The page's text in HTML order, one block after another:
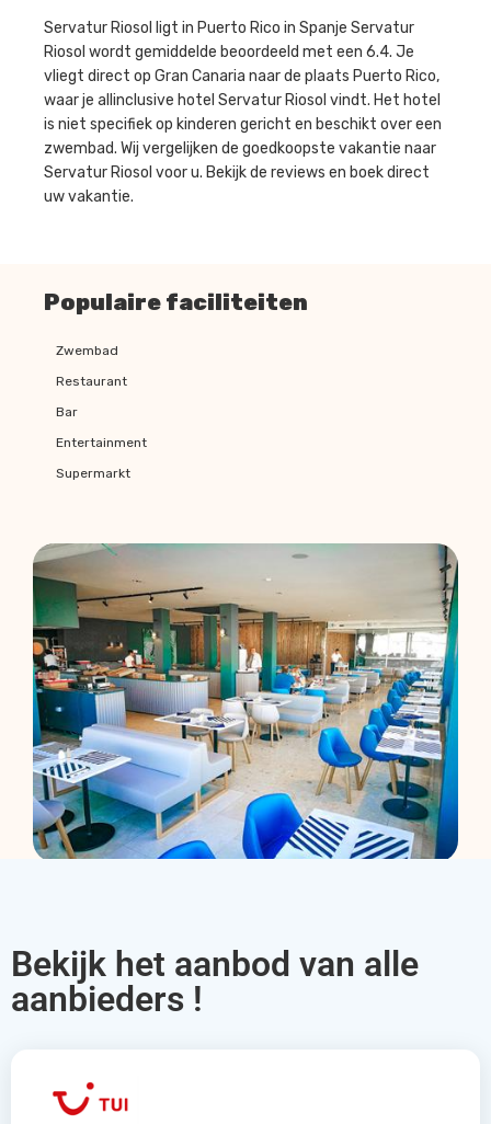
Servatur Riosol ligt in Puerto Rico in Spanje Servatur
Riosol wordt gemiddelde beoordeeld met een 6.4. Je
vliegt direct op Gran Canaria naar de plaats Puerto Rico,
waar je allinclusive hotel Servatur Riosol vindt. Het hotel
is niet specifiek op kinderen gericht en beschikt over een
zwembad. Wij vergelijken de goedkoopste vakantie naar
Servatur Riosol voor u. Bekijk de reviews en boek direct
uw vakantie.
Populaire faciliteiten
Zwembad
Restaurant
Bar
Entertainment
Supermarkt
Bekijk het aanbod van alle
aanbieders !